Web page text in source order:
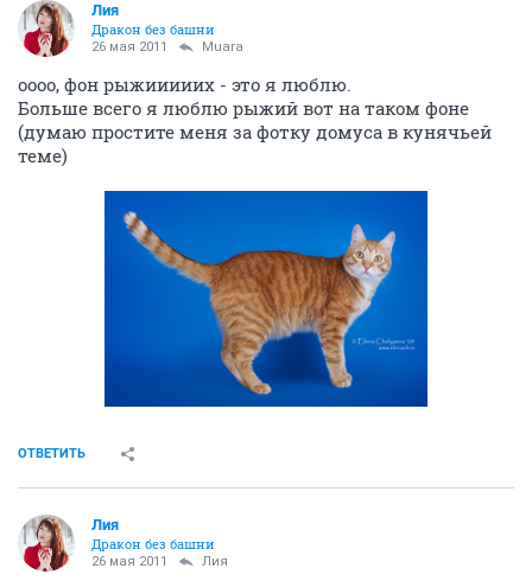
Лия
Дракон без башни
26 мая 2011 Muara
оооо, фон рыжииииих - это я люблю.
Больше всего я люблю рыжий вот на таком фоне
(думаю простите меня за фотку домуса в кунячьей
теме)
ОТВЕТИТЬ
Лия
Дракон без башни
26 мая 2011 Лия